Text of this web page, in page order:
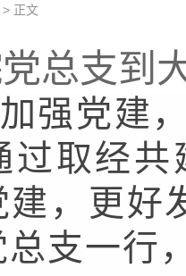
> 正文
总支到
强党建
过取经
，更好
支一行